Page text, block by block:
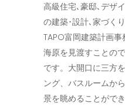
高級住宅､豪邸､デザ
の建築･設計､家づく
TAPO富岡建築計画
海原を見渡すことの
です。大開口に三方
ング、バスルームか
景を眺めることができ